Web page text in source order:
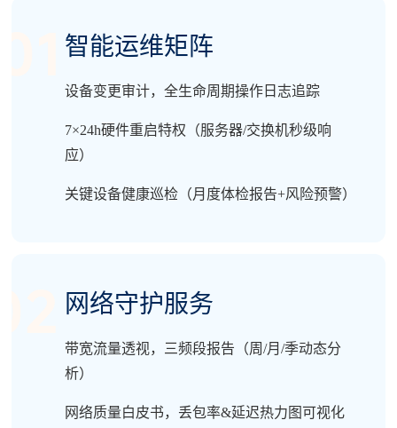
智能运维矩阵
设备变更审计，全生命周期操作日志追踪
7×24h硬件重启特权（服务器/交换机秒级响
应）
关键设备健康巡检（月度体检报告+风险预警）
网络守护服务
带宽流量透视，三频段报告（周/月/季动态分
析）
网络质量白皮书，丢包率&延迟热力图可视化